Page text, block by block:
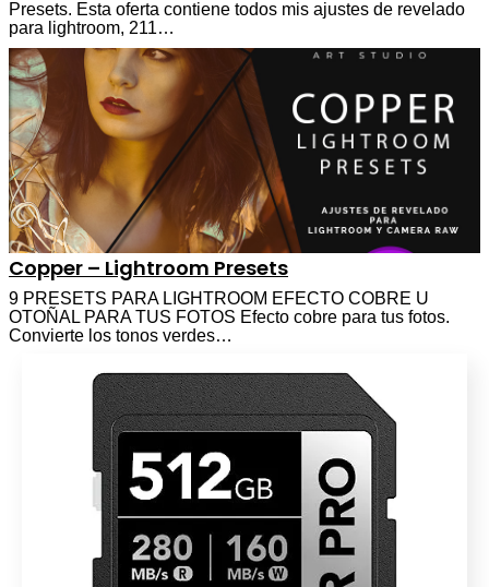
Presets. Esta oferta contiene todos mis ajustes de revelado
para lightroom, 211…
Copper – Lightroom Presets
9 PRESETS PARA LIGHTROOM EFECTO COBRE U
OTOÑAL PARA TUS FOTOS Efecto cobre para tus fotos.
Convierte los tonos verdes…